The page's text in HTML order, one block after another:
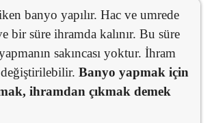
banyo yapılır. Hac ve umrede
bir süre ihramda kalınır. Bu süre
sakıncası yoktur. İhram
Banyo yapmak için
ihramdan çıkmak demek